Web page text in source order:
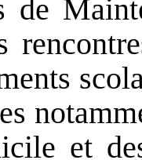
de
et